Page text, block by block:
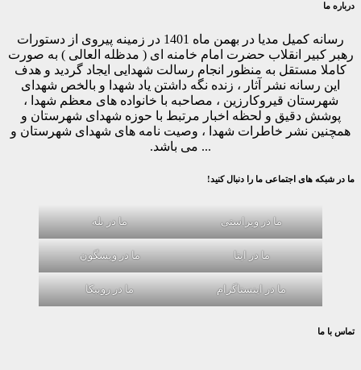
درباره ما
رسانه کمیل مدیا در بهمن ماه 1401 در زمینه پیروی از دستورات
رهبر کبیر انقلاب حضرت امام خامنه ای ( مدظله العالی ) به صورت
کاملا مستقل به منظور انجام رسالت شهدایی ایجاد گردید و هدف
این رسانه نشر آثار ، زنده نگه داشتن یاد شهدا و بالخص شهدای
شهرستان قیروکارزین ، مصاحبه با خانواده های معظم شهدا ،
پوشش دقیق و لحظه اخبار مرتبط با حوزه شهدای شهرستان و
همچنین نشر خاطرات شهدا ، وصیت نامه های شهدای شهرستان و
... می باشد.
ما در شبکه های اجتماعی ما را دنبال کنید!
ما در ویراستی ما در بله
ما در ایتا ما در ویسگون
ما در اینستاگرام ما در روبیکا
تماس با ما